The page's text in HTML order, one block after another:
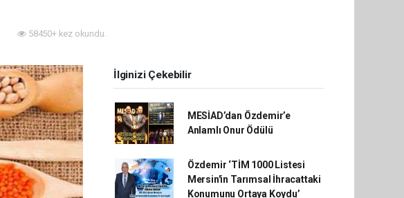
58450+ kez okundu.
İlginizi Çekebilir
MESİAD’dan Özdemir’e
Anlamlı Onur Ödülü
Özdemir ‘TİM 1000 Listesi
Mersin'in Tarımsal İhracattaki
Konumunu Ortaya Koydu’